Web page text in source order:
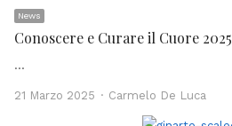
News
Conoscere e Curare il Cuore 2025
…
21 Marzo 2025 Author
Carmelo De Luca